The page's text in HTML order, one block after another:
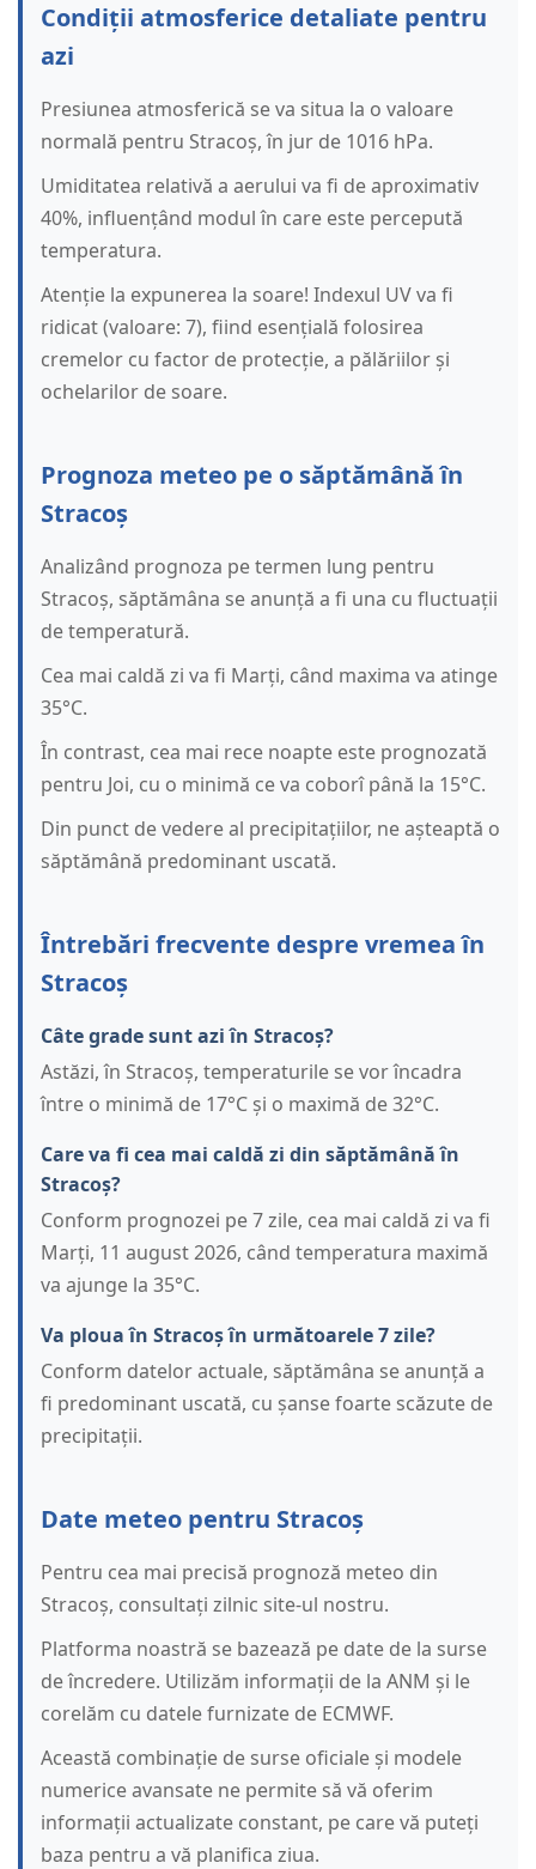
Condiții atmosferice detaliate pentru
azi
Presiunea atmosferică se va situa la o valoare
normală pentru Stracoș, în jur de 1016 hPa.
Umiditatea relativă a aerului va fi de aproximativ
40%, influențând modul în care este percepută
temperatura.
Atenție la expunerea la soare! Indexul UV va fi
ridicat (valoare: 7), fiind esențială folosirea
cremelor cu factor de protecție, a pălăriilor și
ochelarilor de soare.
Prognoza meteo pe o săptămână în
Stracoș
Analizând prognoza pe termen lung pentru
Stracoș, săptămâna se anunță a fi una cu fluctuații
de temperatură.
Cea mai caldă zi va fi Marți, când maxima va atinge
35°C.
În contrast, cea mai rece noapte este prognozată
pentru Joi, cu o minimă ce va coborî până la 15°C.
Din punct de vedere al precipitațiilor, ne așteaptă o
săptămână predominant uscată.
Întrebări frecvente despre vremea în
Stracoș
Câte grade sunt azi în Stracoș?
Astăzi, în Stracoș, temperaturile se vor încadra
între o minimă de 17°C și o maximă de 32°C.
Care va fi cea mai caldă zi din săptămână în
Stracoș?
Conform prognozei pe 7 zile, cea mai caldă zi va fi
Marți, 11 august 2026, când temperatura maximă
va ajunge la 35°C.
Va ploua în Stracoș în următoarele 7 zile?
Conform datelor actuale, săptămâna se anunță a
fi predominant uscată, cu șanse foarte scăzute de
precipitații.
Date meteo pentru Stracoș
Pentru cea mai precisă prognoză meteo din
Stracoș, consultați zilnic site-ul nostru.
Platforma noastră se bazează pe date de la surse
de încredere. Utilizăm informații de la ANM și le
corelăm cu datele furnizate de ECMWF.
Această combinație de surse oficiale și modele
numerice avansate ne permite să vă oferim
informații actualizate constant, pe care vă puteți
baza pentru a vă planifica ziua.